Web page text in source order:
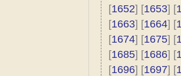
[1652] [1653] [
[1663] [1664] [
[1674] [1675] [
[1685] [1686] [
[1696] [1697] [